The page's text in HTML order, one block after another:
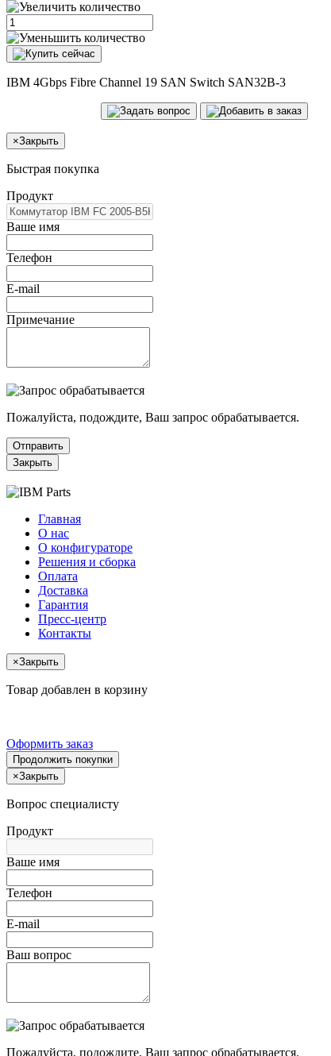
IBM 4Gbps Fibre Channel 19 SAN Switch SAN32B-3
×Закрыть
Быстрая покупка
Продукт
Ваше имя
Телефон
E-mail
Примечание
Пожалуйста, подождите, Ваш запрос обрабатывается.
Отправить
Закрыть
Главная
О нас
О конфигураторе
Решения и сборка
Оплата
Доставка
Гарантия
Пресс-центр
Контакты
×Закрыть
Товар добавлен в корзину
Оформить заказ
Продолжить покупки
×Закрыть
Вопрос специалисту
Продукт
Ваше имя
Телефон
E-mail
Ваш вопрос
Пожалуйста, подождите, Ваш запрос обрабатывается.